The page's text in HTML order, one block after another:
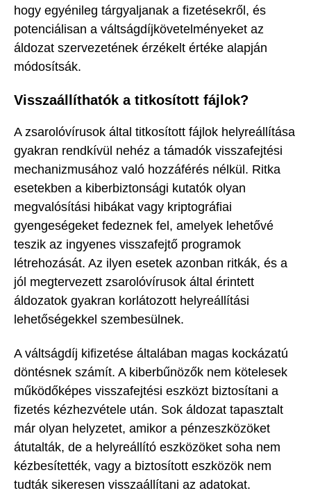
hogy egyénileg tárgyaljanak a fizetésekről, és
potenciálisan a váltságdíjkövetelményeket az
áldozat szervezetének érzékelt értéke alapján
módosítsák.
Visszaállíthatók a titkosított fájlok?
A zsarolóvírusok által titkosított fájlok helyreállítása
gyakran rendkívül nehéz a támadók visszafejtési
mechanizmusához való hozzáférés nélkül. Ritka
esetekben a kiberbiztonsági kutatók olyan
megvalósítási hibákat vagy kriptográfiai
gyengeségeket fedeznek fel, amelyek lehetővé
teszik az ingyenes visszafejtő programok
létrehozását. Az ilyen esetek azonban ritkák, és a
jól megtervezett zsarolóvírusok által érintett
áldozatok gyakran korlátozott helyreállítási
lehetőségekkel szembesülnek.
A váltságdíj kifizetése általában magas kockázatú
döntésnek számít. A kiberbűnözők nem kötelesek
működőképes visszafejtési eszközt biztosítani a
fizetés kézhezvétele után. Sok áldozat tapasztalt
már olyan helyzetet, amikor a pénzeszközöket
átutalták, de a helyreállító eszközöket soha nem
kézbesítették, vagy a biztosított eszközök nem
tudták sikeresen visszaállítani az adatokat.